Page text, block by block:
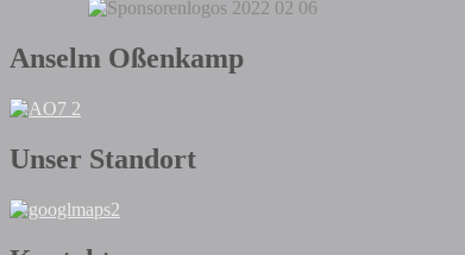
Anselm Oßenkamp
Unser Standort